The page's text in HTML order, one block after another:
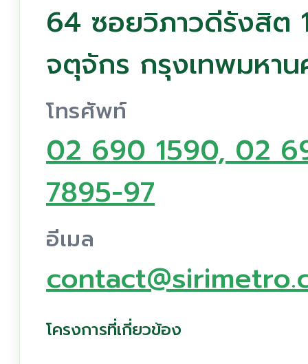
64 ซอยวิภาวดีรังสิต
จตุจักร กรุงเทพมหา
โทรศัพท์
02 690 1590, 02
7895-97
อีเมล
โครงการที่เกี่ยวข้อง